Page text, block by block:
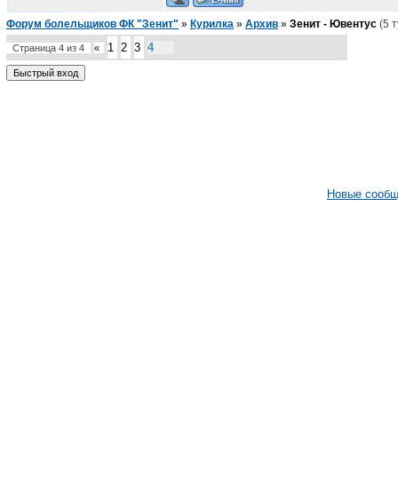
Форум болельщиков ФК "Зенит" » Курилка » Архив » Зенит - Ювентус (5
Страница 4 из 4 « 1 2 3 4
Новые